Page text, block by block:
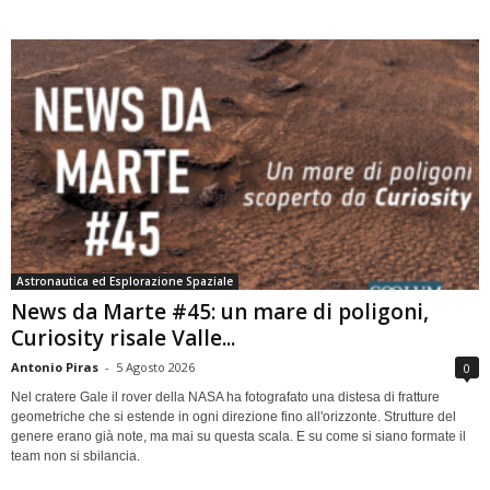
Astronautica ed Esplorazione Spaziale
News da Marte #45: un mare di poligoni,
Curiosity risale Valle...
Antonio Piras - 5 Agosto 2026 0
Nel cratere Gale il rover della NASA ha fotografato una distesa di fratture
geometriche che si estende in ogni direzione fino all'orizzonte. Strutture del
genere erano già note, ma mai su questa scala. E su come si siano formate il
team non si sbilancia.